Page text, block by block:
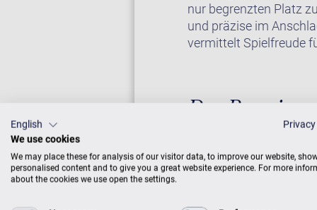
nur begrenzten Platz
und präzise im
vermittelt Spielfreude
Der
Auch der Academy-
Entwicklung und
Materialien werden
Flügel A 160 tritt den
English
We use cookies
We may place these for analysis of our visitor data, to improve our website,
personalised content and to give you a great website experience. For more
about the cookies we use open the settings.